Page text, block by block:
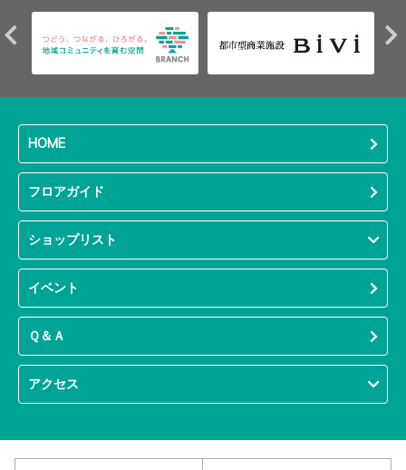
HOME
フロアガイド
ショップリスト
イベント
Ｑ＆Ａ
アクセス